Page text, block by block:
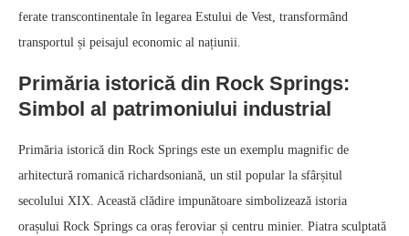
ferate transcontinentale în legarea Estului de Vest, transformând
transportul și peisajul economic al națiunii.
Primăria istorică din Rock Springs:
Simbol al patrimoniului industrial
Primăria istorică din Rock Springs este un exemplu magnific de
arhitectură romanică richardsoniană, un stil popular la sfârșitul
secolului XIX. Această clădire impunătoare simbolizează istoria
orașului Rock Springs ca oraș feroviar și centru minier. Piatra sculptată